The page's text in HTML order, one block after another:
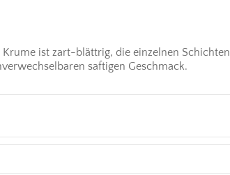
ist zart-blättrig, die einzelnen Schichten
saftigen Geschmack.